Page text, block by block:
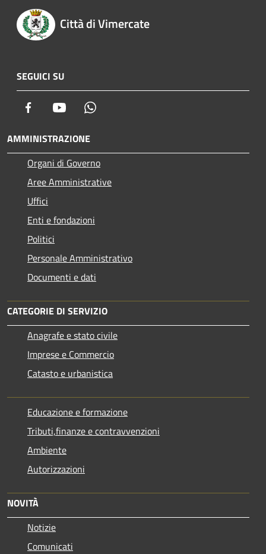
Città di Vimercate
SEGUICI SU
Facebook Youtube
AMMINISTRAZIONE
Organi di Governo
Aree Amministrative
Uffici
Enti e fondazioni
Politici
Personale Amministrativo
Documenti e dati
CATEGORIE DI SERVIZIO
Anagrafe e stato civile
Imprese e Commercio
Catasto e urbanistica
Educazione e formazione
Tributi,finanze e contravvenzioni
Ambiente
Autorizzazioni
NOVITÀ
Notizie
Comunicati